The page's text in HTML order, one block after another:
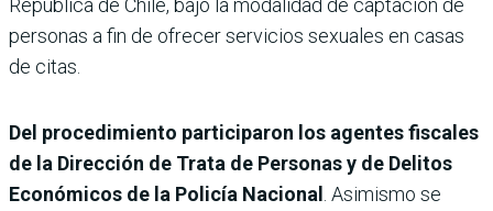
personas a fin de ofrecer servicios sexuales en casas
de citas.
Del procedimiento participaron los agentes fiscales
de la Dirección de Trata de Personas y de Delitos
Económicos de la Policía Nacional . Asimismo se